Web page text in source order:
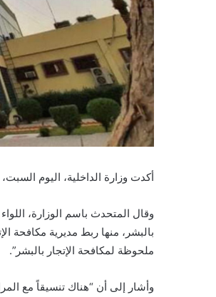
أكدت وزارة الداخلية، اليوم
وقال المتحدث باسم الوزارة،
بالبشر، منها ربط مديرية مكافحة
ملحوظة لمكافحة الإتجار بالبشر”.
وأشار إلى أن “هناك تنسيقاً مع